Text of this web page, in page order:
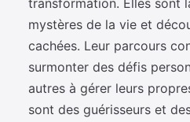
transformation. Elles sont
mystères de la vie et
cachées. Leur parcours
surmonter des défis
autres à gérer leurs
sont des guérisseurs et